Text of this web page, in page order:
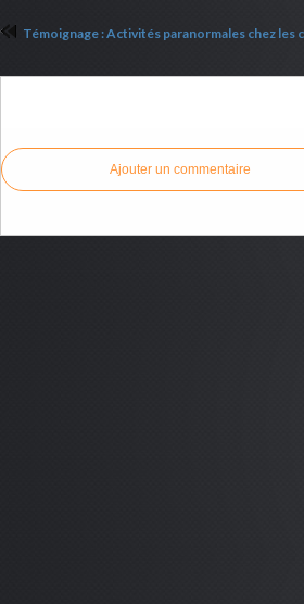
Ajouter un commentaire